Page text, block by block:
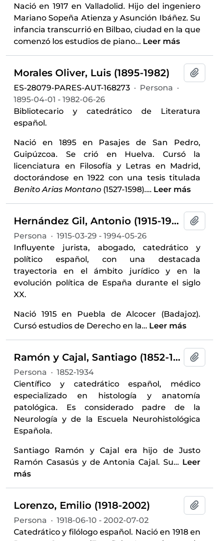
Nació en 1917 en Valladolid. Hijo del ingeniero
Mariano Sopeña Atienza y Asunción Ibáñez. Su
infancia transcurrió en Bilbao, ciudad en la que
comenzó los estudios de piano… Leer más
Morales Oliver, Luis (1895-1982)
ES-28079-PARES-AUT-168273 · Persona ·
1895-04-01 - 1982-06-26
Bibliotecario y catedrático de Literatura
español.
Nació en 1895 en Pasajes de San Pedro,
Guipúzcoa. Se crió en Huelva. Cursó la
licenciatura en Filosofía y Letras en Madrid,
doctorándose en 1922 con una tesis titulada
Benito Arias Montano (1527-1598).… Leer más
Hernández Gil, Antonio (1915-1994)
Persona · 1915-03-29 - 1994-05-26
Influyente jurista, abogado, catedrático y
político español, con una destacada
trayectoria en el ámbito jurídico y en la
evolución política de España durante el siglo
XX.
Nació 1915 en Puebla de Alcocer (Badajoz).
Cursó estudios de Derecho en la… Leer más
Ramón y Cajal, Santiago (1852-1934)
Persona · 1852-1934
Científico y catedrático español, médico
especializado en histología y anatomía
patológica. Es considerado padre de la
Neurología y de la Escuela Neurohistológica
Española.
Santiago Ramón y Cajal era hijo de Justo
Ramón Casasús y de Antonia Cajal. Su… Leer
más
Lorenzo, Emilio (1918-2002)
Persona · 1918-06-10 - 2002-07-02
Catedrático y filólogo español. Nació en 1918 en